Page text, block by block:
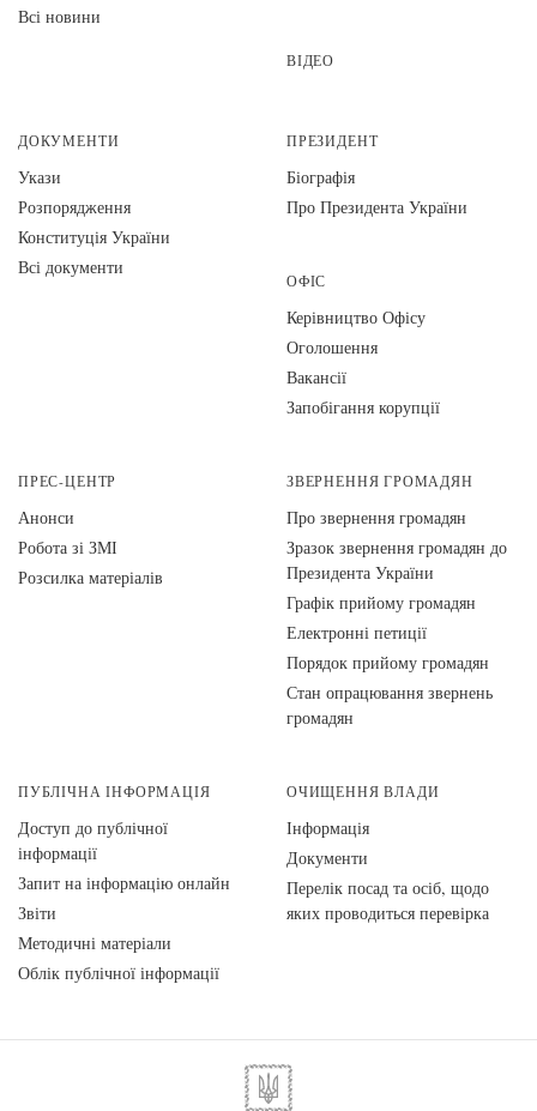
Всі новини
ВІДЕО
ДОКУМЕНТИ
Укази
Розпорядження
Конституція України
Всі документи
ПРЕЗИДЕНТ
Біографія
Про Президента України
ОФІС
Керівництво Офісу
Оголошення
Вакансії
Запобігання корупції
ПРЕС-ЦЕНТР
Анонси
Робота зі ЗМІ
Розсилка матеріалів
ЗВЕРНЕННЯ ГРОМАДЯН
Про звернення громадян
Зразок звернення громадян до
Президента України
Графік прийому громадян
Електронні петиції
Порядок прийому громадян
Стан опрацювання звернень
громадян
ПУБЛІЧНА ІНФОРМАЦІЯ
Доступ до публічної
інформації
Запит на інформацію онлайн
Звіти
Методичні матеріали
Облік публічної інформації
ОЧИЩЕННЯ ВЛАДИ
Інформація
Документи
Перелік посад та осіб, щодо
яких проводиться перевірка